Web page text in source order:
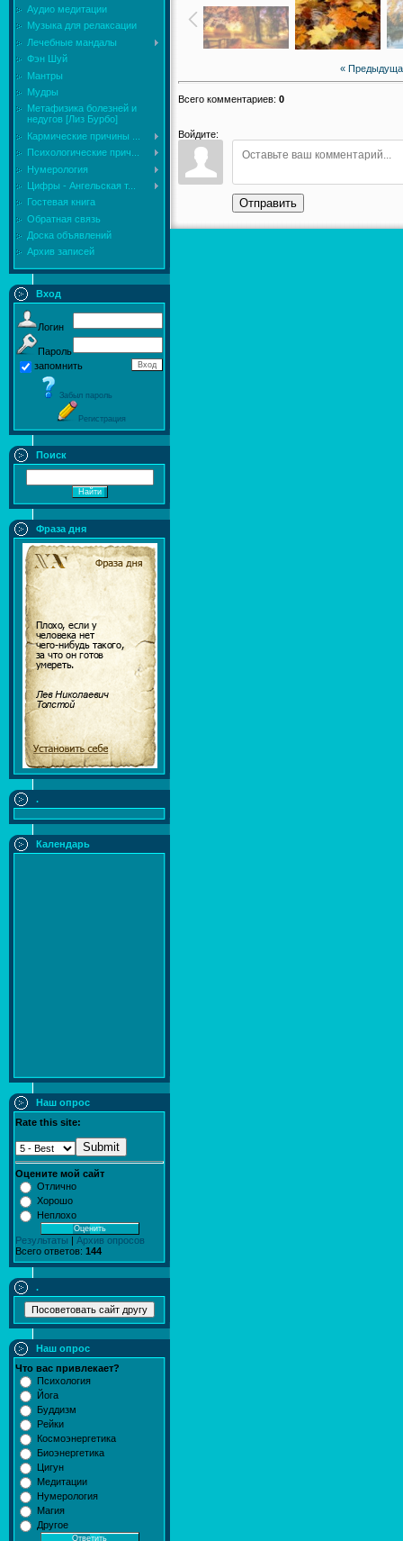
Аудио медитации
Музыка для релаксации
Лечебные мандалы
Фэн Шуй
Мантры
Мудры
Mетафизика болезней и
недугов [Лиз Бурбо]
Кармические причины ...
Психологические прич...
Нумерология
Цифры - Ангельская т...
Гостевая книга
Обратная связь
Доска объявлений
Архив записей
Вход
Логин
Пароль
запомнить
Забыл пароль
Регистрация
Поиск
Фраза дня
.
Календарь
Наш опрос
Rate this site:
Submit
Оцените мой сайт
Отлично
Хорошо
Неплохо
Результаты
Архив опросов
Всего ответов: 144
.
Наш опрос
Что вас привлекает?
Психология
Йога
Буддизм
Рейки
Космоэнергетика
Биоэнергетика
Цигун
Медитации
Нумерология
Магия
Другое
«
Всего комментариев: 0
Войдите:
Отправить